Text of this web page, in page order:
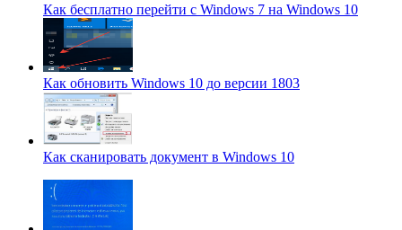
Как бесплатно перейти с Windows 7 на Windows 10
Как обновить Windows 10 до версии 1803
Как сканировать документ в Windows 10